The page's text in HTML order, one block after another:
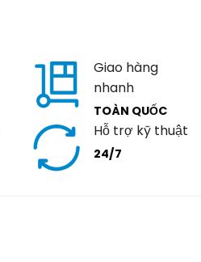
Giao hàng
nhanh
TOÀN QUỐC
Hỗ trợ kỹ thuật
24/7